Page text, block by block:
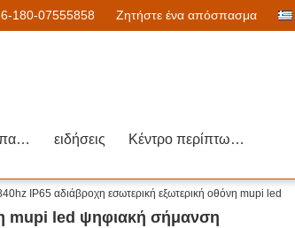
180-07555858 Ζητήστε ένα απόσπασμα
Μας ελάτε σε επαφή με ειδήσεις Κέντρο περίπτωσης
IP65 αδιάβροχη εσωτερική εξωτερική οθόνη mupi led
mupi led ψηφιακή σήμανση